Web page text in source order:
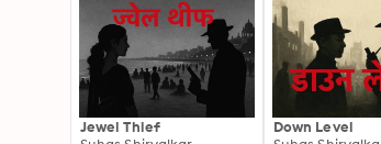
Jewel Thief
Down Level